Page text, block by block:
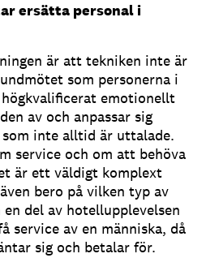
ersätta personal i
är att tekniken inte är
som personerna i
emotionellt
av och anpassar sig
inte alltid är uttalade.
service och om att behöva
är ett väldigt komplext
bero på vilken typ av
del av hotellupplevelsen
service av en människa, då
sig och betalar för.